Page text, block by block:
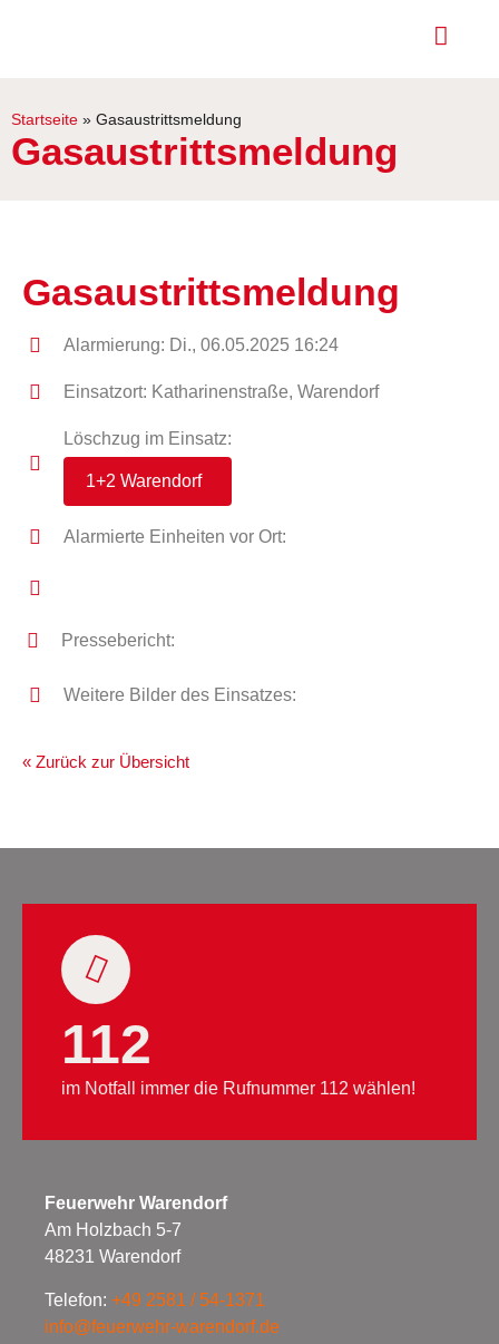
Startseite » Gasaustrittsmeldung
Gasaustrittsmeldung
Gasaustrittsmeldung
Alarmierung: Di., 06.05.2025 16:24
Einsatzort: Katharinenstraße, Warendorf
Löschzug im Einsatz:
1+2 Warendorf
Alarmierte Einheiten vor Ort:
Pressebericht:
Weitere Bilder des Einsatzes:
« Zurück zur Übersicht
112
im Notfall immer die Rufnummer 112 wählen!
Feuerwehr Warendorf
Am Holzbach 5-7
48231 Warendorf
Telefon: +49 2581 / 54-1371
info@feuerwehr-warendorf.de